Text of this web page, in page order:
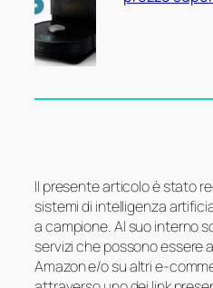
Il presente articolo è stato
sistemi di intelligenza
a campione. Al suo interno
servizi che possono essere
Amazon e/o su altri e-